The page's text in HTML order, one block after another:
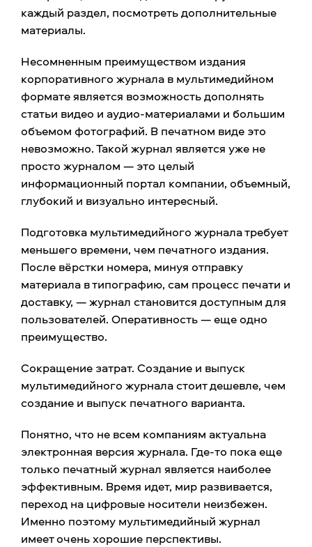
каждый раздел, посмотреть дополнительные
материалы.
Несомненным преимуществом издания
корпоративного журнала в мультимедийном
формате является возможность дополнять
статьи видео и аудио-материалами и большим
объемом фотографий. В печатном виде это
невозможно. Такой журнал является уже не
просто журналом — это целый
информационный портал компании, объемный,
глубокий и визуально интересный.
Подготовка мультимедийного журнала требует
меньшего времени, чем печатного издания.
После вёрстки номера, минуя отправку
материала в типографию, сам процесс печати и
доставку, — журнал становится доступным для
пользователей. Оперативность — еще одно
преимущество.
Сокращение затрат. Создание и выпуск
мультимедийного журнала стоит дешевле, чем
создание и выпуск печатного варианта.
Понятно, что не всем компаниям актуальна
электронная версия журнала. Где-то пока еще
только печатный журнал является наиболее
эффективным. Время идет, мир развивается,
переход на цифровые носители неизбежен.
Именно поэтому мультимедийный журнал
имеет очень хорошие перспективы.